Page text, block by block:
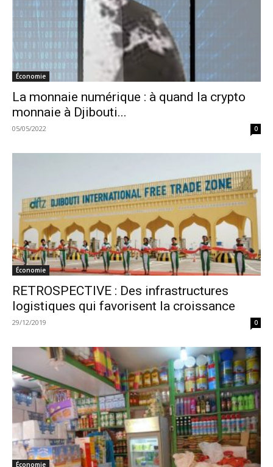
Économie
La monnaie numérique : à quand la crypto
monnaie à Djibouti...
05/05/2022 0
Économie
RETROSPECTIVE : Des infrastructures
logistiques qui favorisent la croissance
29/12/2019 0
Économie